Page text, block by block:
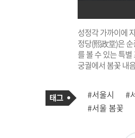
성정각 가까이에
정당(熙政堂)은
를 볼 수 있는 특
궁궐에서 봄꽃 내
사
관
련
태
그
#서울시 #
#서울 봄꽃